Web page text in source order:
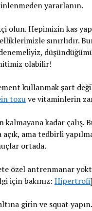
yararlanın.
olun. Hepimizin kas
sınırlıdır.
denemeliyiz,
olabilir!
kullanmak şart
tozuve vitaminlerin
kadar çalış.
açık, ama tedbirli
ortada.
özel antrenmanar
için bakınız: Hipertrofi]
girin ve squat